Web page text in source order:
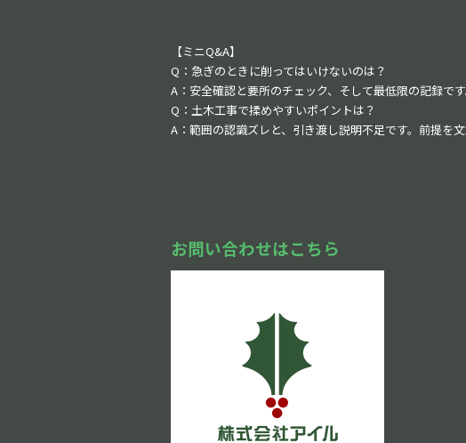
【ミニQ&A】
Q：急ぎのときに削ってはいけないのは？
A：安全確認と要所のチェック、そして最低限の記録で
Q：土木工事で揉めやすいポイントは？
A：範囲の認識ズレと、引き渡し説明不足です。前提を
お問い合わせはこちら